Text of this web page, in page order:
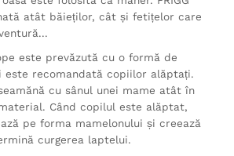
atât băieților, cât și fetițelor care
este prevăzută cu o formă de
recomandată copiilor alăptați.
cu sânul unei mame atât în
Când copilul este alăptat,
pe forma mamelonului și creează
curgerea laptelui.